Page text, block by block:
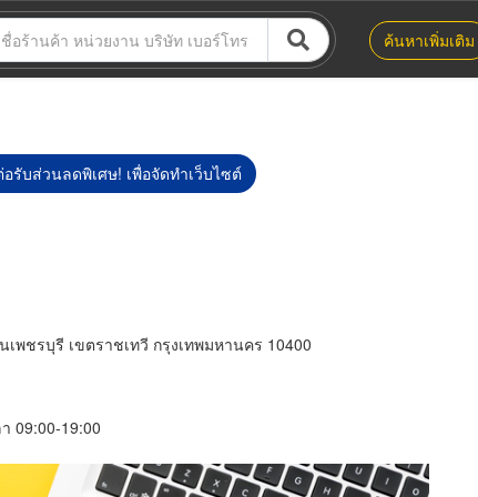
ค้นหาเพิ่มเติม
รับส่วนลดพิเศษ! เพื่อจัดทำเว็บไซต์
พชรบุรี เขตราชเทวี กรุงเทพมหานคร 10400
09:00-19:00